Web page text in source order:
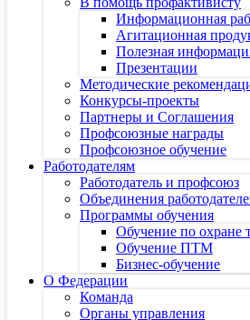
Информационная
Агитационная
Полезная
Презентации
Методические
Конкурсы-проекты
Партнеры и Соглашения
Профсоюзные награды
Профсоюзное обучение
Работодателям
Работодатель и профсоюз
Объединения
Программы обучения
Обучение по охране
Обучение ПТМ
Бизнес-обучение
О Федерации
Команда
Органы управления